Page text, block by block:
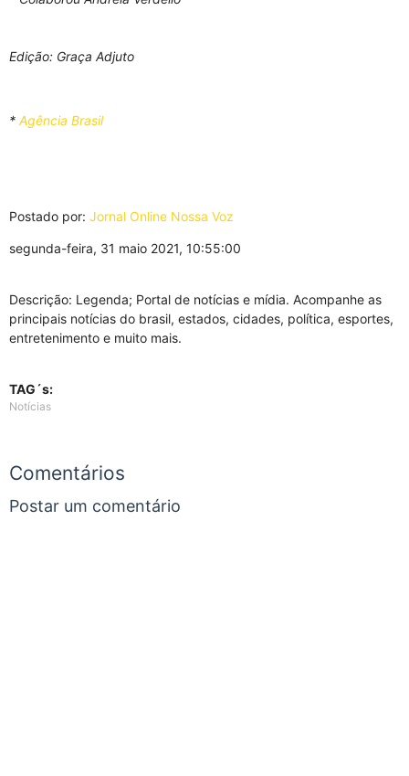
Edição: Graça Adjuto
* Agência Brasil
Postado por: Jornal Online Nossa Voz
segunda-feira, 31 maio 2021, 10:55:00
Descrição: Legenda; Portal de notícias e mídia. Acompanhe as
principais notícias do brasil, estados, cidades, política, esportes,
entretenimento e muito mais.
TAG´s:
Notícias
Comentários
Postar um comentário